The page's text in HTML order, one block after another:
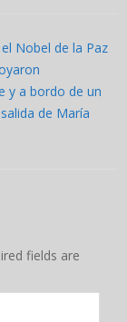
Nobel de la Paz
y a bordo de un
de María
fields are